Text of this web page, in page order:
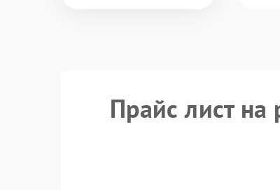
Прайс лист на